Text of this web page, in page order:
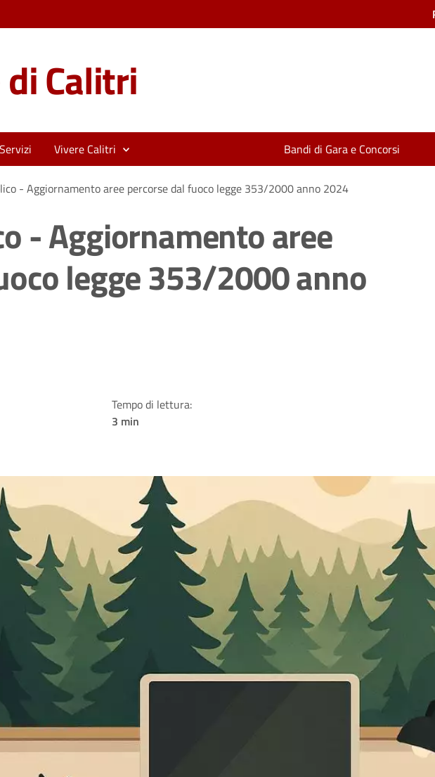
Calitri
Servizi Vivere Calitri Bandi di Gara e Concorsi
- Aggiornamento aree percorse dal fuoco legge 353/2000 anno 2024
- Aggiornamento aree
legge 353/2000 anno
Tempo di lettura:
3 min